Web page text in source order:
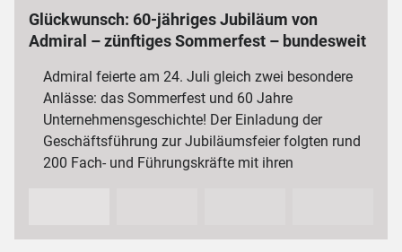
Glückwunsch: 60-jähriges Jubiläum von
Admiral – zünftiges Sommerfest – bundesweit
Admiral feierte am 24. Juli gleich zwei besondere
Anlässe: das Sommerfest und 60 Jahre
Unternehmensgeschichte! Der Einladung der
Geschäftsführung zur Jubiläumsfeier folgten rund
200 Fach- und Führungskräfte mit ihren